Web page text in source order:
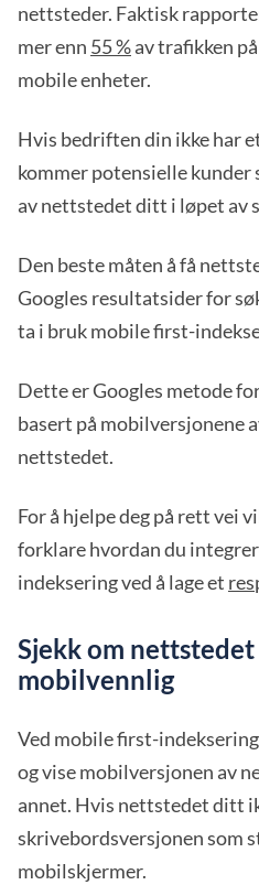
nettsteder. Faktisk
mer enn 55 %av trafikken
mobile enheter.
Hvis bedriften din ikke har
kommer potensielle kunder
av nettstedet ditt i løpet av
Den beste måten å få
Googles resultatsider for
ta i bruk mobile first-
Dette er Googles metode
basert på mobilversjonene
nettstedet.
For å hjelpe deg på rett vei
forklare hvordan du
indeksering ved å lage et
Sjekk om
mobilvennlig
Ved mobile first-
og vise mobilversjonen av
annet. Hvis nettstedet ditt
skrivebordsversjonen som
mobilskjermer.